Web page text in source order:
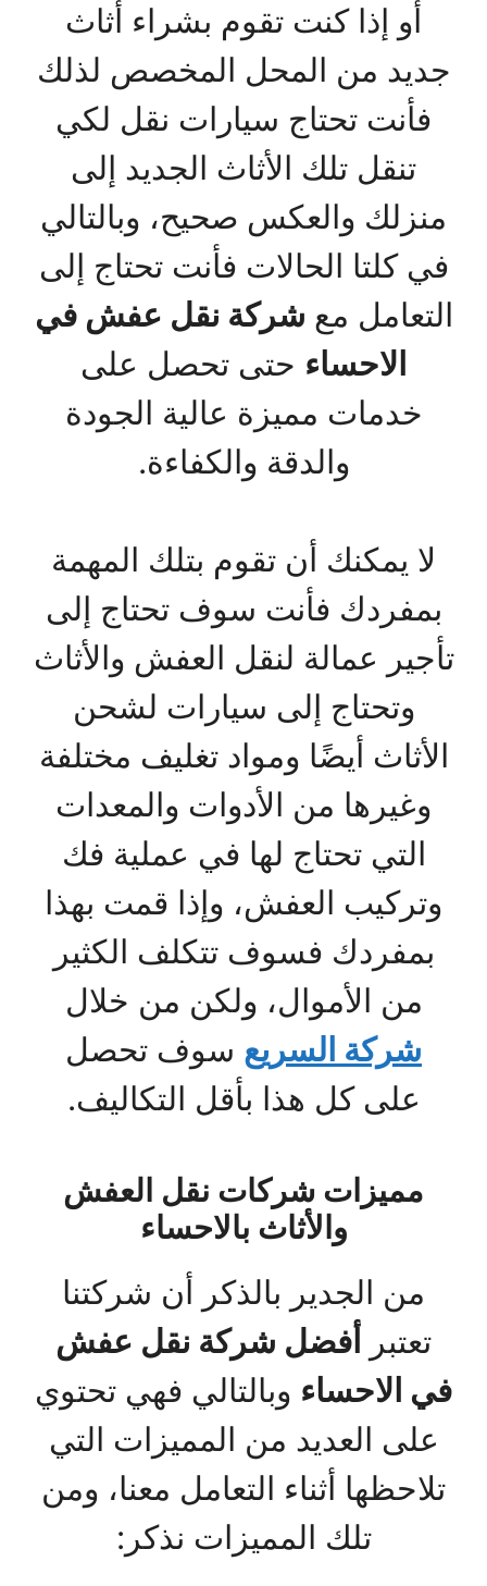
أو إذا كنت تقوم بشراء أثاث
جديد من المحل المخصص لذلك
فأنت تحتاج سيارات نقل لكي
تنقل تلك الأثاث الجديد إلى
منزلك والعكس صحيح، وبالتالي
في كلتا الحالات فأنت تحتاج إلى
التعامل مع شركة نقل عفش في
الاحساء حتى تحصل على
خدمات مميزة عالية الجودة
والدقة والكفاءة.
لا يمكنك أن تقوم بتلك المهمة
بمفردك فأنت سوف تحتاج إلى
تأجير عمالة لنقل العفش والأثاث
وتحتاج إلى سيارات لشحن
الأثاث أيضًا ومواد تغليف مختلفة
وغيرها من الأدوات والمعدات
التي تحتاج لها في عملية فك
وتركيب العفش، وإذا قمت بهذا
بمفردك فسوف تتكلف الكثير
من الأموال، ولكن من خلال
شركة السريع سوف تحصل
على كل هذا بأقل التكاليف.
مميزات شركات نقل العفش
والأثاث بالاحساء
من الجدير بالذكر أن شركتنا
تعتبر
أفضل شركة نقل عفش
في الاحساء وبالتالي فهي تحتوي
على العديد من المميزات التي
تلاحظها أثناء التعامل معنا، ومن
تلك المميزات نذكر: